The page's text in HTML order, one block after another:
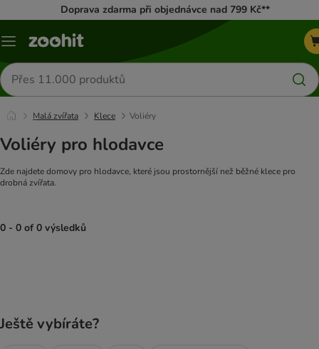
Doprava zdarma při objednávce nad 799 Kč**
Menu
Hledat
produkty
Malá zvířata Klece Voliéry
Voliéry pro hlodavce
Zde najdete domovy pro hlodavce, které jsou prostornější než běžné klece pro
drobná zvířata.
0 - 0 of 0 výsledků
Ještě vybíráte?